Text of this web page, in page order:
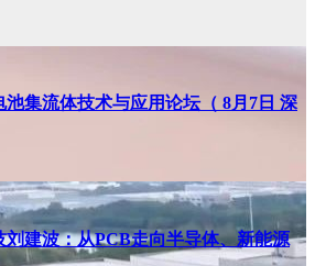
池集流体技术与应用论坛（ 8月7日 深
刘建波：从PCB走向半导体、新能源